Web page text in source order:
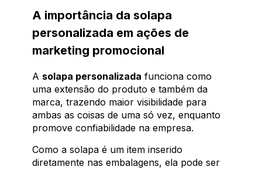
A importância da solapa
personalizada em ações de
marketing promocional
A solapa personalizada funciona como
uma extensão do produto e também da
marca, trazendo maior visibilidade para
ambas as coisas de uma só vez, enquanto
promove confiabilidade na empresa.
Como a solapa é um item inserido
diretamente nas embalagens, ela pode ser